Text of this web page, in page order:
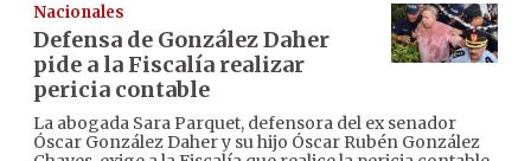
Nacionales
Defensa de González Daher
pide a la Fiscalía realizar
pericia contable
La abogada Sara Parquet, defensora del ex senador
Óscar González Daher y su hijo Óscar Rubén González